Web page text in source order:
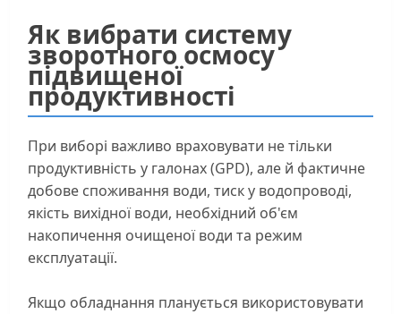
Як вибрати систему
зворотного осмосу
підвищеної
продуктивності
При виборі важливо враховувати не тільки
продуктивність у галонах (GPD), але й фактичне
добове споживання води, тиск у водопроводі,
якість вихідної води, необхідний об'єм
накопичення очищеної води та режим
експлуатації.
Якщо обладнання планується використовувати